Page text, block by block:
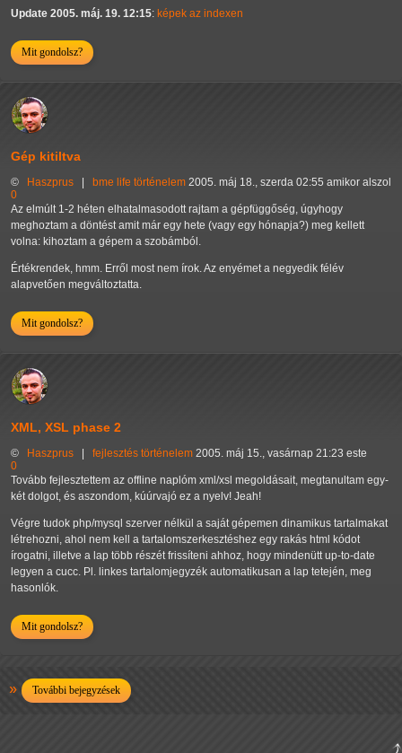
Update 2005. máj. 19. 12:15: képek az indexen
Mit gondolsz?
Gép kitiltva
© Haszprus bme life történelem 2005. máj 18., szerda 02:55 amikor alszol
0
Az elmúlt 1-2 héten elhatalmasodott rajtam a gépfüggőség, úgyhogy
meghoztam a döntést amit már egy hete (vagy egy hónapja?) meg kellett
volna: kihoztam a gépem a szobámból.
Értékrendek, hmm. Erről most nem írok. Az enyémet a negyedik félév
alapvetően megváltoztatta.
Mit gondolsz?
XML, XSL phase 2
© Haszprus fejlesztés történelem 2005. máj 15., vasárnap 21:23 este
0
Tovább fejlesztettem az offline naplóm xml/xsl megoldásait, megtanultam egy-
két dolgot, és aszondom, kúúrvajó ez a nyelv! Jeah!
Végre tudok php/mysql szerver nélkül a saját gépemen dinamikus tartalmakat
létrehozni, ahol nem kell a tartalomszerkesztéshez egy rakás html kódot
írogatni, illetve a lap több részét frissíteni ahhoz, hogy mindenütt up-to-date
legyen a cucc. Pl. linkes tartalomjegyzék automatikusan a lap tetején, meg
hasonlók.
Mit gondolsz?
További bejegyzések